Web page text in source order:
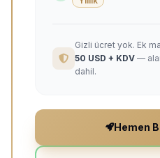
Gizli ücret yok. Ek
50 USD + KDV —
dahil.
Hemen